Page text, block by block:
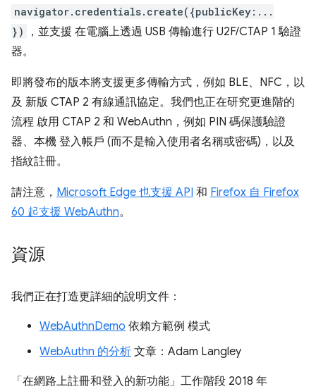
navigator.credentials.create({publicKey:...
})
，並支援 在電腦上透過 USB 傳輸進行 U2F/CTAP 1 驗證
器。
即將發布的版本將支援更多傳輸方式，例如 BLE、NFC，以
及 新版 CTAP 2 有線通訊協定。我們也正在研究更進階的
流程 啟用 CTAP 2 和 WebAuthn，例如 PIN 碼保護驗證
器、本機 登入帳戶 (而不是輸入使用者名稱或密碼)，以及
指紋註冊。
請注意， Microsoft Edge 也支援 API 和 Firefox 自 Firefox
60 起支援 WebAuthn。
資源
我們正在打造更詳細的說明文件：
WebAuthnDemo 依賴方範例 模式
WebAuthn 的分析 文章：Adam Langley
「在網路上註冊和登入的新功能」 工作階段 2018 年